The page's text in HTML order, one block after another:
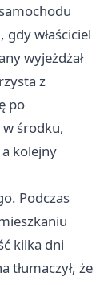
właściciel
wyjeżdżał
z
po
środku,
kolejny
Podczas
kilka dni
tłumaczył, że